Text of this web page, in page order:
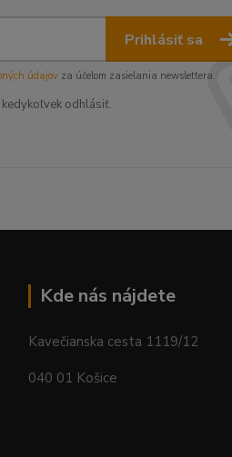
Prihlásiť sa
údajovza účelom zasielania newslettera.
kedykoľvek odhlásiť.
Kde nás nájdete
Kavečianska cesta 1119/12
040 01 Košice